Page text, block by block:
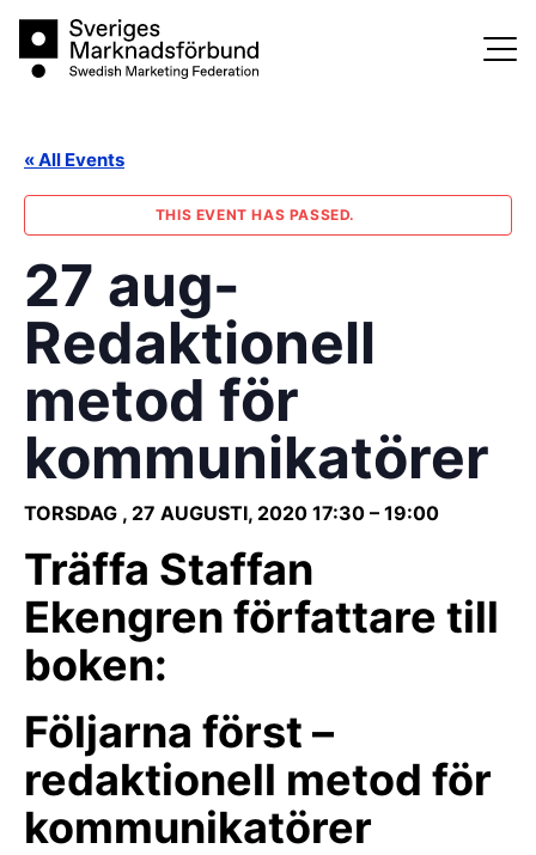
content
Sveriges Marknadsförbund
« All Events
THIS EVENT HAS PASSED.
27 aug-
Redaktionell
metod för
kommunikatörer
TORSDAG , 27 AUGUSTI, 2020 17:30 – 19:00
Träffa Staffan
Ekengren författare till
boken:
Följarna först –
redaktionell metod för
kommunikatörer